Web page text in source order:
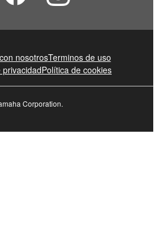
nosotrosTerminos de uso
privacidadPolítica de cookies
Corporation.